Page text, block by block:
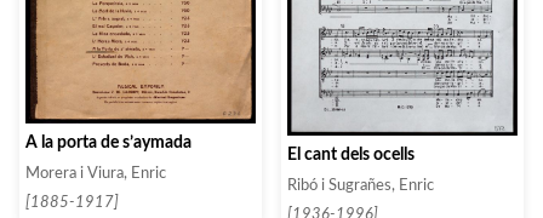
A la porta de s’aymada
Morera i Viura, Enric
[1885-1917]
El cant dels ocells
Ribó i Sugrañes, Enric
[1936-1996]